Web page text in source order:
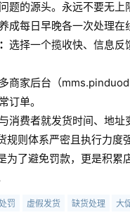
题的源头。永远不要无上
成每日早晚各一次处理在
选择一个揽收快、信息反
商家后台（
订单。
消费者就发货时间、地址
规则体系严密且执行力度
为了避免罚款，更是积
罚 虚假发货 缺货处理 大